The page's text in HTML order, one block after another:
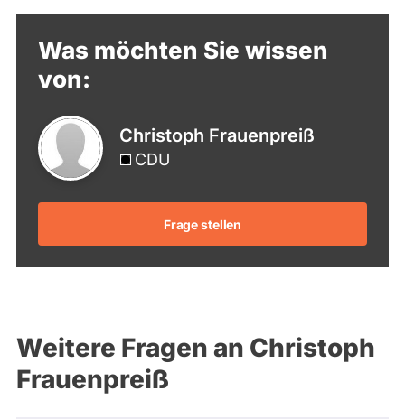
Was möchten Sie wissen
von:
Christoph Frauenpreiß
CDU
Frage stellen
Weitere Fragen an Christoph
Frauenpreiß